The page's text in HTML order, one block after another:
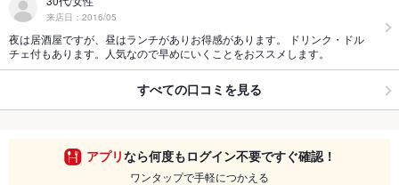
来店日：2016/05
夜は居酒屋ですが、昼はランチがありお得感があります。 ドリンク・ドル
チェ付もあります。人気なので早めにいくことをおススメします。
すべての口コミを見る
アプリなら何度もログイン不要ですぐ確認！
ワンタップで手軽につかえる